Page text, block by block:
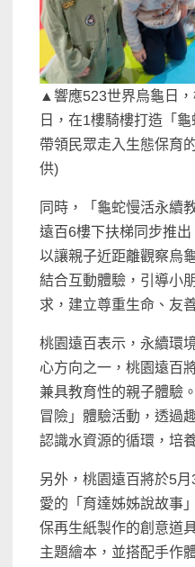
▲響應523世界烏龜日
日，在1樓騎樓打造「
帶領民眾走入生態保育
供)
同時，「龜蛇慢活永續
遠百6樓下扶梯同步推
以讓親子近距離觀察烏
結合互動體驗，引導小
求，建立尊重生命、友
桃園遠百表示，永續環
心方向之一，桃園遠百
兼具教育性的親子體驗
冒險」體驗活動，透過
認識水資源的循環，培
另外，桃園遠百將於5
愛的「育達姊姊說故事
保再生紙製作的創意道
主題繪本，並搭配手作